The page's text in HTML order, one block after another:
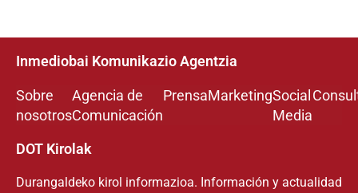
Inmediobai Komunikazio Agentzia
Sobre
nosotros
Agencia de
Comunicación
PrensaMarketingSocial
Media
DOT Kirolak
Durangaldeko kirol informazioa. Información y actualidad